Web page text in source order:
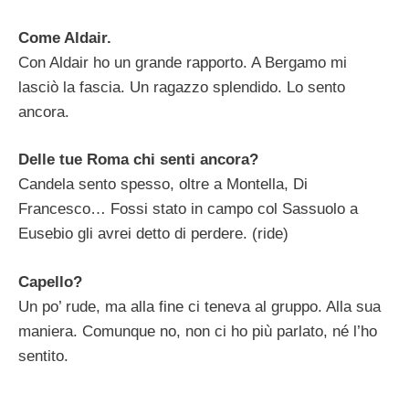
Come Aldair.
Con Aldair ho un grande rapporto. A Bergamo mi
lasciò la fascia. Un ragazzo splendido. Lo sento
ancora.
Delle tue Roma chi senti ancora?
Candela sento spesso, oltre a Montella, Di
Francesco… Fossi stato in campo col Sassuolo a
Eusebio gli avrei detto di perdere. (ride)
Capello?
Un po’ rude, ma alla fine ci teneva al gruppo. Alla sua
maniera. Comunque no, non ci ho più parlato, né l’ho
sentito.